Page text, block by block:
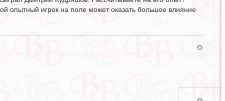
опытный игрок на поле может оказать большое влияние